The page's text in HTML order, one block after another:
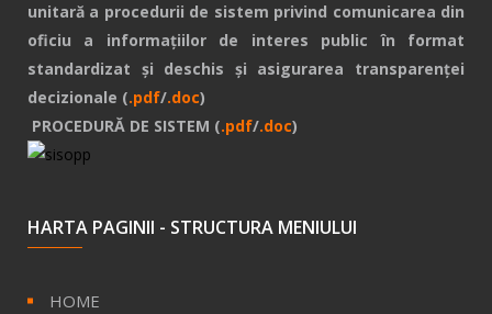
unitară a procedurii de sistem privind comunicarea din
oficiu a informațiilor de interes public în format
standardizat și deschis și asigurarea transparenței
decizionale (.pdf/.doc)
PROCEDURĂ DE SISTEM (.pdf/.doc)
HARTA PAGINII - STRUCTURA MENIULUI
HOME